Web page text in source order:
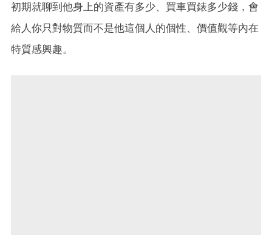
初期就聊到他身上的資產有多少、買車買錶多少錢，會
給人你只對物質而不是他這個人的個性、價值觀等內在
特質感興趣。